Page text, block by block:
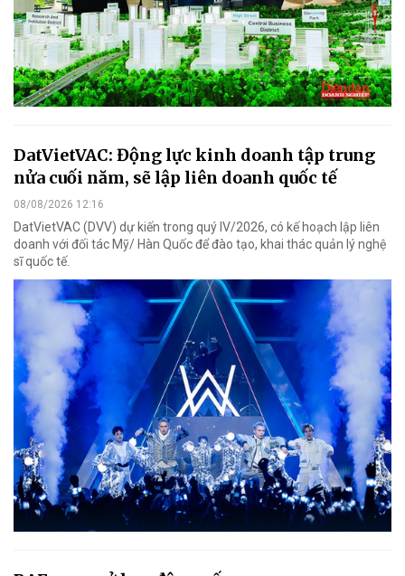
DatVietVAC: Động lực kinh doanh tập trung
nửa cuối năm, sẽ lập liên doanh quốc tế
08/08/2026 12:16
DatVietVAC (DVV) dự kiến trong quý IV/2026, có kế hoạch lập liên
doanh với đối tác Mỹ/ Hàn Quốc để đào tạo, khai thác quản lý nghệ
sĩ quốc tế.